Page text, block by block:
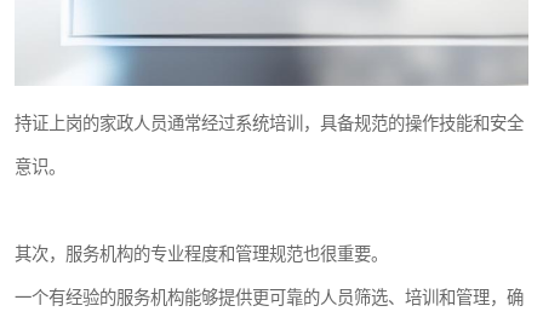
持证上岗的家政人员通常经过系统培训，具备规范的操作技能和安全
意识。
其次，服务机构的专业程度和管理规范也很重要。
一个有经验的服务机构能够提供更可靠的人员筛选、培训和管理，确